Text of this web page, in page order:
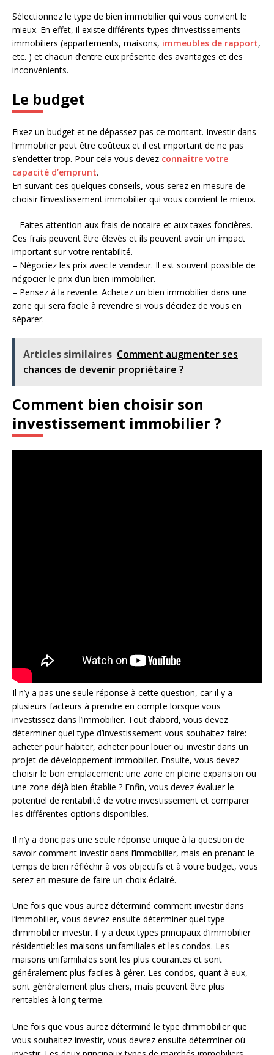
Sélectionnez le type de bien immobilier qui vous convient le
mieux. En effet, il existe différents types d’investissements
immobiliers (appartements, maisons, immeubles de rapport,
etc. ) et chacun d’entre eux présente des avantages et des
inconvénients.
Le budget
Fixez un budget et ne dépassez pas ce montant. Investir dans
l’immobilier peut être coûteux et il est important de ne pas
s’endetter trop. Pour cela vous devez connaitre votre
capacité d’emprunt.
En suivant ces quelques conseils, vous serez en mesure de
choisir l’investissement immobilier qui vous convient le mieux.
– Faites attention aux frais de notaire et aux taxes foncières.
Ces frais peuvent être élevés et ils peuvent avoir un impact
important sur votre rentabilité.
– Négociez les prix avec le vendeur. Il est souvent possible de
négocier le prix d’un bien immobilier.
– Pensez à la revente. Achetez un bien immobilier dans une
zone qui sera facile à revendre si vous décidez de vous en
séparer.
Articles similaires Comment augmenter ses
chances de devenir propriétaire ?
Comment bien choisir son
investissement immobilier ?
Il n’y a pas une seule réponse à cette question, car il y a
plusieurs facteurs à prendre en compte lorsque vous
investissez dans l’immobilier. Tout d’abord, vous devez
déterminer quel type d’investissement vous souhaitez faire:
acheter pour habiter, acheter pour louer ou investir dans un
projet de développement immobilier. Ensuite, vous devez
choisir le bon emplacement: une zone en pleine expansion ou
une zone déjà bien établie ? Enfin, vous devez évaluer le
potentiel de rentabilité de votre investissement et comparer
les différentes options disponibles.
Il n’y a donc pas une seule réponse unique à la question de
savoir comment investir dans l’immobilier, mais en prenant le
temps de bien réfléchir à vos objectifs et à votre budget, vous
serez en mesure de faire un choix éclairé.
Une fois que vous aurez déterminé comment investir dans
l’immobilier, vous devrez ensuite déterminer quel type
d’immobilier investir. Il y a deux types principaux d’immobilier
résidentiel: les maisons unifamiliales et les condos. Les
maisons unifamiliales sont les plus courantes et sont
généralement plus faciles à gérer. Les condos, quant à eux,
sont généralement plus chers, mais peuvent être plus
rentables à long terme.
Une fois que vous aurez déterminé le type d’immobilier que
vous souhaitez investir, vous devrez ensuite déterminer où